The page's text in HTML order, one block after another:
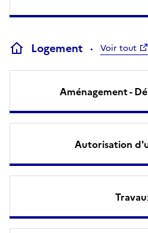
Logement Voir tout
Aménagement -
Autorisation